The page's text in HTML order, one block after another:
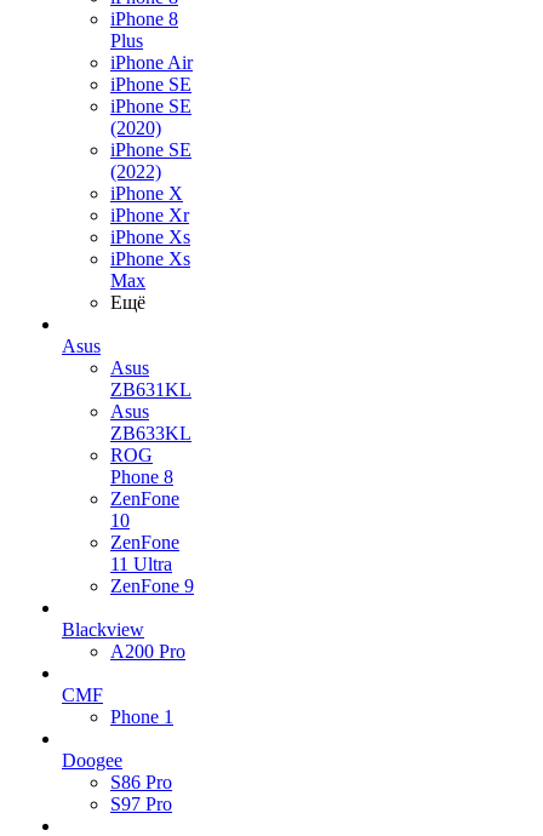
iPhone 8
Plus
iPhone Air
iPhone SE
iPhone SE
(2020)
iPhone SE
(2022)
iPhone X
iPhone Xr
iPhone Xs
iPhone Xs
Max
Ещё
Asus
Asus
ZB631KL
Asus
ZB633KL
ROG
Phone 8
ZenFone
10
ZenFone
11 Ultra
ZenFone 9
Blackview
A200 Pro
CMF
Phone 1
Doogee
S86 Pro
S97 Pro